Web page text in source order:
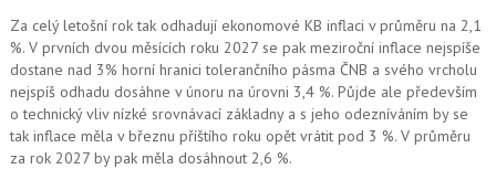
Za celý letošní rok tak odhadují ekonomové KB inflaci v průměru na 2,1
%. V prvních dvou měsících roku 2027 se pak meziroční inflace nejspíše
dostane nad 3% horní hranici tolerančního pásma ČNB a svého vrcholu
nejspíš odhadu dosáhne v únoru na úrovni 3,4 %. Půjde ale především
o technický vliv nízké srovnávací základny a s jeho odezníváním by se
tak inflace měla v březnu příštího roku opět vrátit pod 3 %. V průměru
za rok 2027 by pak měla dosáhnout 2,6 %.